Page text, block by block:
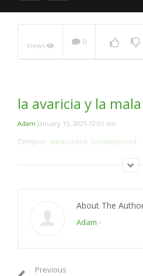
Views 0
la avaricia y la
Adam January 15, 2025 12:01 am
Category: sabias usted Uncategorized
About The
Adam -
Previous